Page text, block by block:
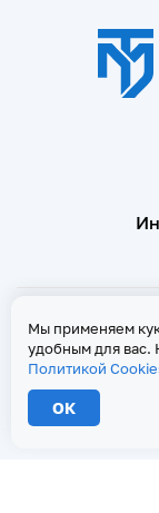
При копировании
Свидетельство
Мы применяем
удобным для вас.
Политикой
ОК